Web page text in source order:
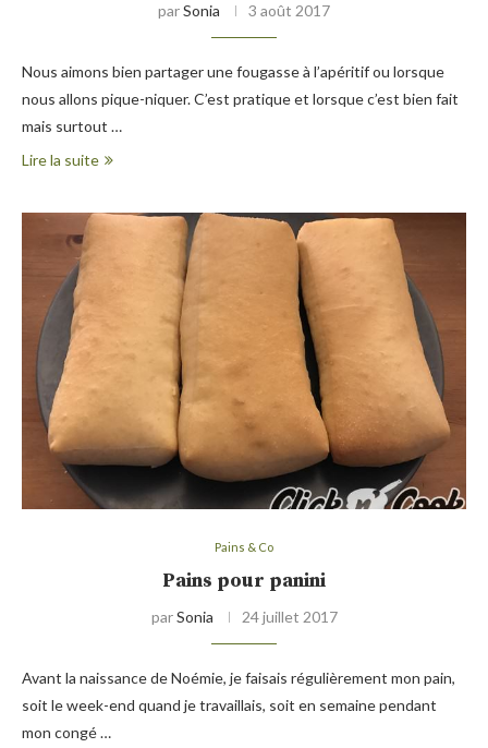
parSonia 3 août 2017
Nous aimons bien partager une fougasse à l’apéritif ou lorsque
nous allons pique-niquer. C’est pratique et lorsque c’est bien fait
mais surtout …
Lire la suite
Pains & Co
Pains pour panini
parSonia 24 juillet 2017
Avant la naissance de Noémie, je faisais régulièrement mon pain,
soit le week-end quand je travaillais, soit en semaine pendant
mon congé …